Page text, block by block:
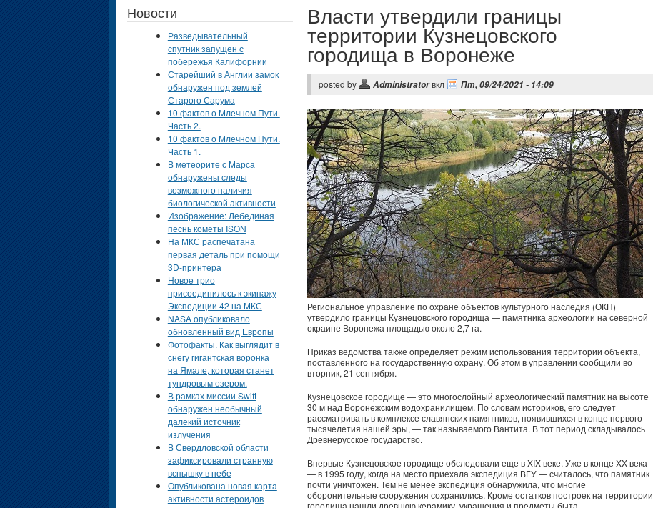
Власти утвердили границы
территории Кузнецовского
городища в Воронеже
posted by Administratorвкл Пт, 09/24/2021 - 14:09
Региональное управление по охране объектов культурного наследия (ОКН)
утвердило границы Кузнецовского городища — памятника археологии на северной
окраине Воронежа площадью около 2,7 га.
Приказ ведомства также определяет режим использования территории объекта,
поставленного на государственную охрану. Об этом в управлении сообщили во
вторник, 21 сентября.
Кузнецовское городище — это многослойный археологический памятник на высоте
30 м над Воронежским водохранилищем. По словам историков, его следует
рассматривать в комплексе славянских памятников, появившихся в конце первого
тысячелетия нашей эры, — так называемого Вантита. В тот период складывалось
Древнерусское государство.
Впервые Кузнецовское городище обследовали еще в XIX веке. Уже в конце XX века
— в 1995 году, когда на место приехала экспедиция ВГУ — считалось, что памятник
почти уничтожен. Тем не менее экспедиция обнаружила, что многие
оборонительные сооружения сохранились. Кроме остатков построек на территории
Новости
Разведывательный
спутник запущен с
побережья Калифорнии
Старейший в Англии замок
обнаружен под землей
Старого Сарума
10 фактов о Млечном Пути.
Часть 2.
10 фактов о Млечном Пути.
Часть 1.
В метеорите с Марса
обнаружены следы
возможного наличия
биологической активности
Изображение: Лебединая
песнь кометы ISON
На МКС распечатана
первая деталь при помощи
3D-принтера
Новое трио
присоединилось к экипажу
Экспедиции 42 на МКС
NASA опубликовало
обновленный вид Европы
Фотофакты. Как выглядит в
снегу гигантская воронка
на Ямале, которая станет
тундровым озером.
В рамках миссии Swift
обнаружен необычный
далекий источник
излучения
В Свердловской области
зафиксировали странную
вспышку в небе
Опубликована новая карта
активности астероидов